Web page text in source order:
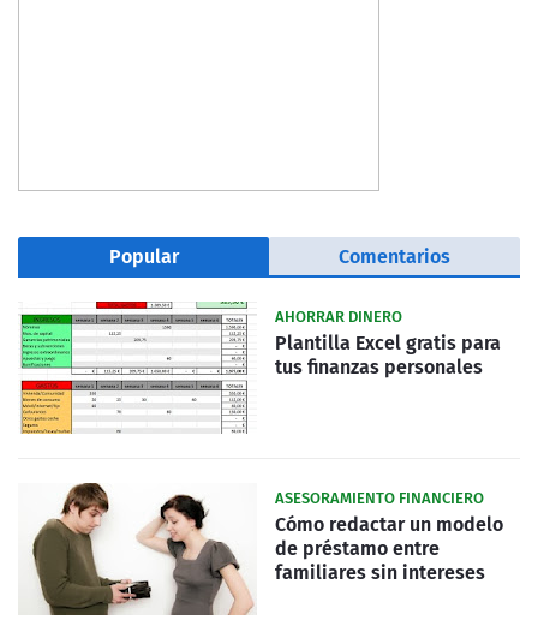
Popular Comentarios
AHORRAR DINERO
Plantilla Excel gratis para
tus finanzas personales
ASESORAMIENTO FINANCIERO
Cómo redactar un modelo
de préstamo entre
familiares sin intereses